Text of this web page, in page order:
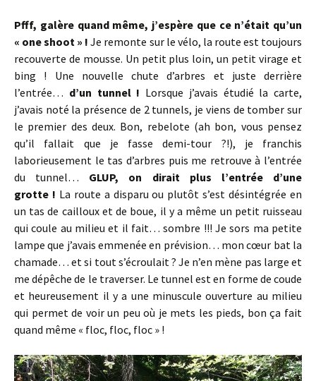
Pfff, galère quand même, j’espère que ce n’était qu’un
« one shoot » !Je remonte sur le vélo, la route est toujours
recouverte de mousse. Un petit plus loin, un petit virage et
bing ! Une nouvelle chute d’arbres et juste derrière
l’entrée… d’un tunnel ! Lorsque j’avais étudié la carte,
j’avais noté la présence de 2 tunnels, je viens de tomber sur
le premier des deux. Bon, rebelote (ah bon, vous pensez
qu’il fallait que je fasse demi-tour ?!), je franchis
laborieusement le tas d’arbres puis me retrouve à l’entrée
du tunnel… GLUP, on dirait plus l’entrée d’une
grotte ! La route a disparu ou plutôt s’est désintégrée en
un tas de cailloux et de boue, il y a même un petit ruisseau
qui coule au milieu et il fait… sombre !!! Je sors ma petite
lampe que j’avais emmenée en prévision… mon cœur bat la
chamade… et si tout s’écroulait ? Je n’en mène pas large et
me dépêche de le traverser. Le tunnel est en forme de coude
et heureusement il y a une minuscule ouverture au milieu
qui permet de voir un peu où je mets les pieds, bon ça fait
quand même « floc, floc, floc » !